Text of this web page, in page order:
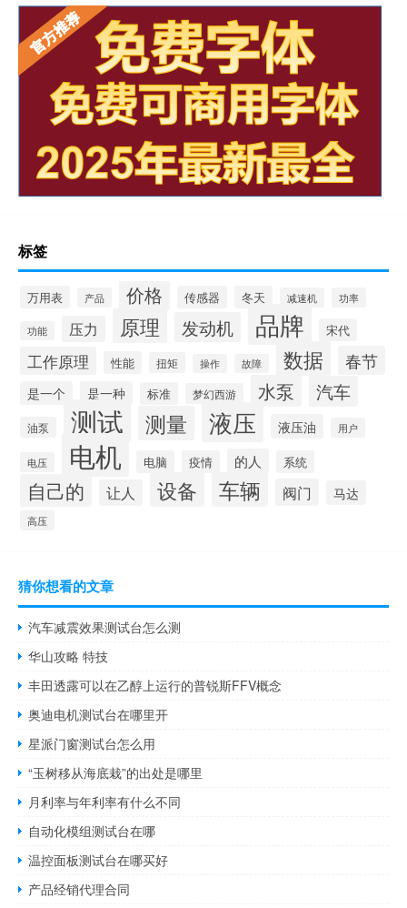
标签
万用表 产品 价格 传感器 冬天 减速机 功率
功能 压力 原理 发动机 品牌 宋代
工作原理 性能 扭矩 操作 故障 数据 春节
是一个 是一种 标准 梦幻西游 水泵 汽车
油泵 测试 测量 液压 液压油 用户
电压 电机 电脑 疫情 的人 系统
自己的 让人 设备 车辆 阀门 马达
高压
猜你想看的文章
汽车减震效果测试台怎么测
华山攻略 特技
丰田透露可以在乙醇上运行的普锐斯FFV概念
奥迪电机测试台在哪里开
星派门窗测试台怎么用
“玉树移从海底栽”的出处是哪里
月利率与年利率有什么不同
自动化模组测试台在哪
温控面板测试台在哪买好
产品经销代理合同